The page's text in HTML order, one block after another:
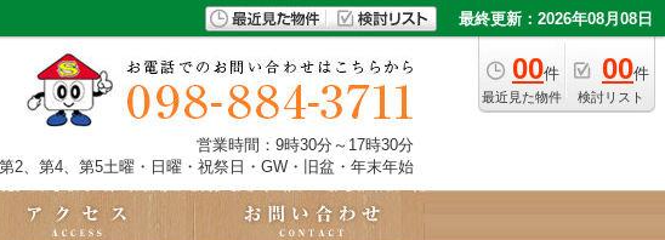
最終更新：2026年08月08日
00件
最近見た物件
00件
検討リスト
営業時間：9時30分～17時30分
2、第4、第5土曜・日曜・祝祭日・GW・旧盆・年末年始